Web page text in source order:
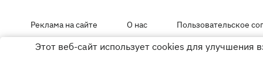
Реклама на сайте О нас Пользовательское
Материалы под рубриками «Новости компании», «PR» и «Факт»
Этот веб-сайт использует cookies для улучшения